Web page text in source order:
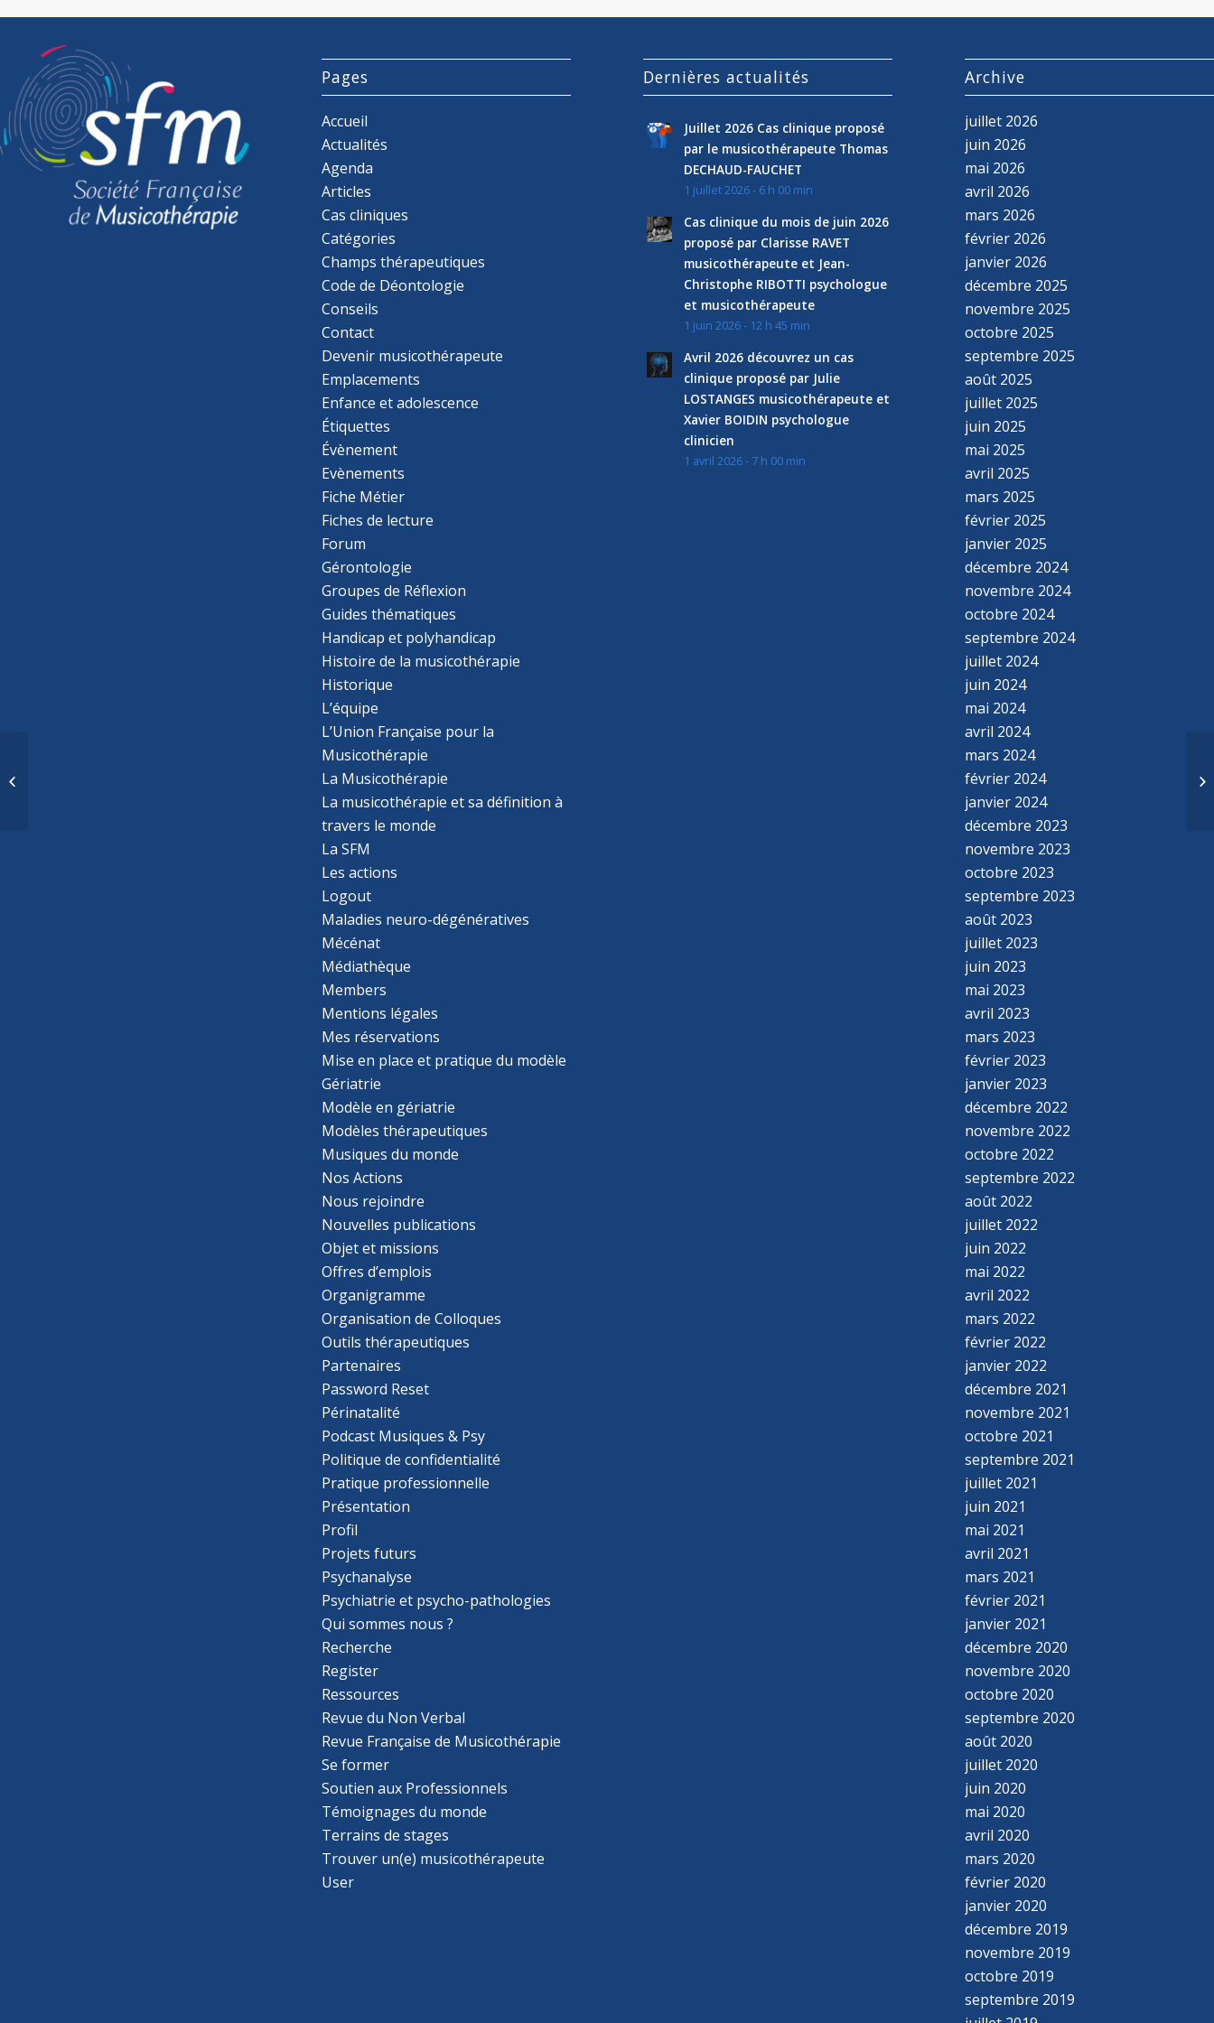
Pages
Accueil
Actualités
Agenda
Articles
Cas cliniques
Catégories
Champs thérapeutiques
Code de Déontologie
Conseils
Contact
Devenir musicothérapeute
Emplacements
Enfance et adolescence
Étiquettes
Évènement
Evènements
Fiche Métier
Fiches de lecture
Forum
Gérontologie
Groupes de Réflexion
Guides thématiques
Handicap et polyhandicap
Histoire de la musicothérapie
Historique
L’équipe
L’Union Française pour la
Musicothérapie
La Musicothérapie
La musicothérapie et sa définition à
travers le monde
La SFM
Les actions
Logout
Maladies neuro-dégénératives
Mécénat
Médiathèque
Members
Mentions légales
Mes réservations
Mise en place et pratique du modèle
Gériatrie
Modèle en gériatrie
Modèles thérapeutiques
Musiques du monde
Nos Actions
Nous rejoindre
Nouvelles publications
Objet et missions
Offres d’emplois
Organigramme
Organisation de Colloques
Outils thérapeutiques
Partenaires
Password Reset
Périnatalité
Podcast Musiques & Psy
Politique de confidentialité
Pratique professionnelle
Présentation
Profil
Projets futurs
Psychanalyse
Psychiatrie et psycho-pathologies
Qui sommes nous ?
Recherche
Register
Ressources
Revue du Non Verbal
Revue Française de Musicothérapie
Se former
Soutien aux Professionnels
Témoignages du monde
Terrains de stages
Trouver un(e) musicothérapeute
User
Dernières actualités
Juillet 2026 Cas clinique proposé
par le musicothérapeute Thomas
DECHAUD-FAUCHET
1 juillet 2026 - 6 h 00 min
Cas clinique du mois de juin 2026
proposé par Clarisse RAVET
musicothérapeute et Jean-
Christophe RIBOTTI psychologue
et musicothérapeute
1 juin 2026 - 12 h 45 min
Avril 2026 découvrez un cas
clinique proposé par Julie
LOSTANGES musicothérapeute et
Xavier BOIDIN psychologue
clinicien
1 avril 2026 - 7 h 00 min
Archive
juillet 2026
juin 2026
mai 2026
avril 2026
mars 2026
février 2026
janvier 2026
décembre 2025
novembre 2025
octobre 2025
septembre 2025
août 2025
juillet 2025
juin 2025
mai 2025
avril 2025
mars 2025
février 2025
janvier 2025
décembre 2024
novembre 2024
octobre 2024
septembre 2024
juillet 2024
juin 2024
mai 2024
avril 2024
mars 2024
février 2024
janvier 2024
décembre 2023
novembre 2023
octobre 2023
septembre 2023
août 2023
juillet 2023
juin 2023
mai 2023
avril 2023
mars 2023
février 2023
janvier 2023
décembre 2022
novembre 2022
octobre 2022
septembre 2022
août 2022
juillet 2022
juin 2022
mai 2022
avril 2022
mars 2022
février 2022
janvier 2022
décembre 2021
novembre 2021
octobre 2021
septembre 2021
juillet 2021
juin 2021
mai 2021
avril 2021
mars 2021
février 2021
janvier 2021
décembre 2020
novembre 2020
octobre 2020
septembre 2020
août 2020
juillet 2020
juin 2020
mai 2020
avril 2020
mars 2020
février 2020
janvier 2020
décembre 2019
novembre 2019
octobre 2019
septembre 2019